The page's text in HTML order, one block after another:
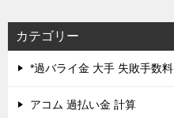
カテゴリー
*過バライ金 大手 失敗手数料
アコム 過払い金 計算